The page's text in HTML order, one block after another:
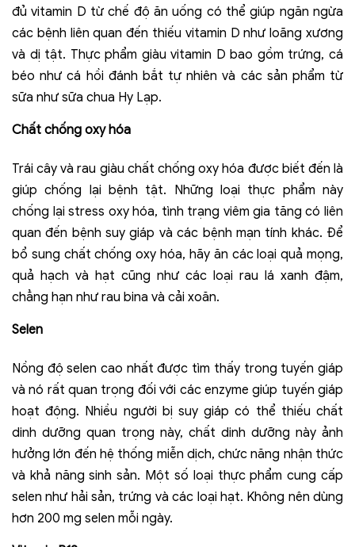
đủ vitamin D từ chế độ ăn uống có thể giúp ngăn ngừa
các bệnh liên quan đến thiếu vitamin D như loãng xương
và dị tật. Thực phẩm giàu vitamin D bao gồm trứng, cá
béo như cá hồi đánh bắt tự nhiên và các sản phẩm từ
sữa như sữa chua Hy Lạp.
Chất chống oxy hóa
Trái cây và rau giàu chất chống oxy hóa được biết đến là
giúp chống lại bệnh tật. Những loại thực phẩm này
chống lại stress oxy hóa, tình trạng viêm gia tăng có liên
quan đến bệnh suy giáp và các bệnh mạn tính khác. Để
bổ sung chất chống oxy hóa, hãy ăn các loại quả mọng,
quả hạch và hạt cũng như các loại rau lá xanh đậm,
chẳng hạn như rau bina và cải xoăn.
Selen
Nồng độ selen cao nhất được tìm thấy trong tuyến giáp
và nó rất quan trọng đối với các enzyme giúp tuyến giáp
hoạt động. Nhiều người bị suy giáp có thể thiếu chất
dinh dưỡng quan trọng này, chất dinh dưỡng này ảnh
hưởng lớn đến hệ thống miễn dịch, chức năng nhận thức
và khả năng sinh sản. Một số loại thực phẩm cung cấp
selen như hải sản, trứng và các loại hạt. Không nên dùng
hơn 200 mg selen mỗi ngày.